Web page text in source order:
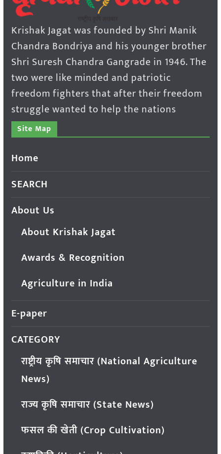
Krishak Jagat was founded by Shri Manik
Chandra Bondriya and his younger brother
Shri Suresh Chandra Gangrade in 1946. The
two were like minded and patriotic
freedom fighters that after their freedom
struggle wanted to help the nations
Site Map
Home
SEARCH
About Us
About Krishak Jagat
Awards & Recognition
Agriculture in India
E-paper
CATEGORY
राष्ट्रीय कृषि समाचार (National Agriculture
News)
राज्य कृषि समाचार (State News)
फसल की खेती (Crop Cultivation)